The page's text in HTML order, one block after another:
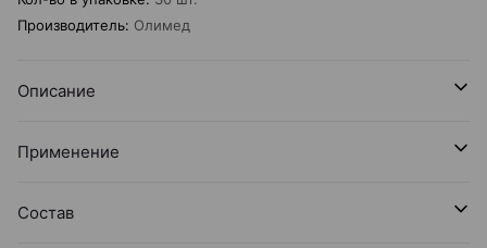
Производитель: Олимед
Описание
Применение
Состав